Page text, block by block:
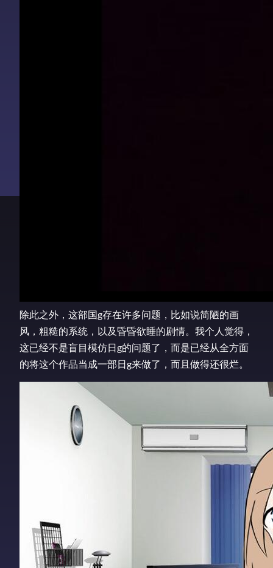
除此之外，这部国g存在许多问题，比如说简陋的画
风，粗糙的系统，以及昏昏欲睡的剧情。我个人觉得，
这已经不是盲目模仿日g的问题了，而是已经从全方面
的将这个作品当成一部日g来做了，而且做得还很烂。